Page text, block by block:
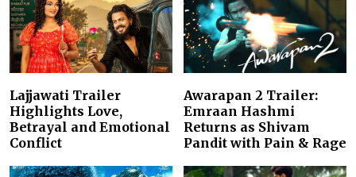
Lajjawati Trailer
Highlights Love,
Betrayal and Emotional
Conflict
Awarapan 2 Trailer:
Emraan Hashmi
Returns as Shivam
Pandit with Pain & Rage